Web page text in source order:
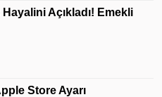
Açıkladı! Emekli
Store Ayarı